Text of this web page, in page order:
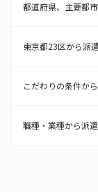
都道府県、主要都
東京都23区から派
こだわりの条件か
職種・業種から派